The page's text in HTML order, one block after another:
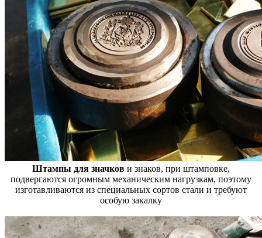
Штампы для значков и знаков, при штамповке,
подвергаются огромным механическим нагрузкам, поэтому
изготавливаются из специальных сортов стали и требуют
особую закалку